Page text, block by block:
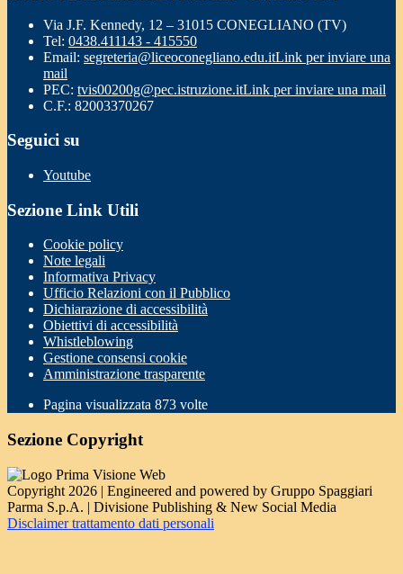
Via J.F. Kennedy, 12 – 31015 CONEGLIANO (TV)
Tel: 0438.411143 - 415550
Email: segreteria@liceoconegliano.edu.itLink per inviare una
mail
PEC: tvis00200g@pec.istruzione.itLink per inviare una mail
C.F.: 82003370267
Seguici su
Youtube
Sezione Link Utili
Cookie policy
Note legali
Informativa Privacy
Ufficio Relazioni con il Pubblico
Dichiarazione di accessibilità
Obiettivi di accessibilità
Whistleblowing
Gestione consensi cookie
Amministrazione trasparente
Pagina visualizzata 873 volte
Sezione Copyright
Copyright 2026 | Engineered and powered by Gruppo Spaggiari
Parma S.p.A. | Divisione Publishing & New Social Media
Disclaimer trattamento dati personali